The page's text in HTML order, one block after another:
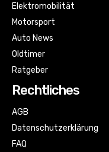
Elektromobilität
Motorsport
Auto News
Oldtimer
Ratgeber
Rechtliches
AGB
Datenschutzerklärung
FAQ